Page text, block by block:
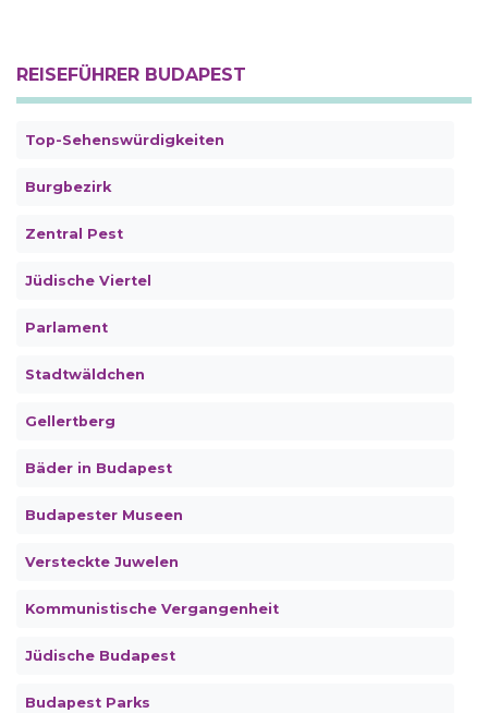
REISEFÜHRER BUDAPEST
Top-Sehenswürdigkeiten
Burgbezirk
Zentral Pest
Jüdische Viertel
Parlament
Stadtwäldchen
Gellertberg
Bäder in Budapest
Budapester Museen
Versteckte Juwelen
Kommunistische Vergangenheit
Jüdische Budapest
Budapest Parks